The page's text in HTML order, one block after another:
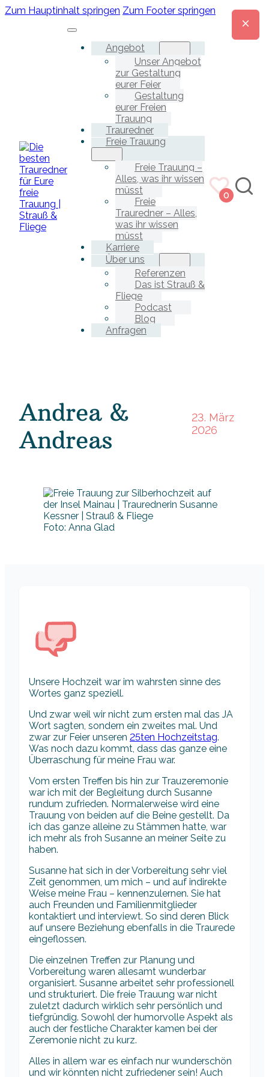
Zum Hauptinhalt springen Zum Footer springen
Angebot
Unser Angebot
zur Gestaltung
eurer Feier
Gestaltung
eurer Freien
Trauung
Trauredner
Freie Trauung
Freie Trauung –
Alles, was ihr wissen
müsst
Freie
Trauredner – Alles,
was ihr wissen
müsst
Karriere
Über uns
Referenzen
Das ist Strauß &
Fliege
Podcast
Blog
Anfragen
0
Andrea &
Andreas
23. März
2026
Foto: Anna Glad
Unsere Hochzeit war im wahrsten sinne des
Wortes ganz speziell.
Und zwar weil wir nicht zum ersten mal das JA
Wort sagten, sondern ein zweites mal. Und
zwar zur Feier unseren 25ten Hochzeitstag.
Was noch dazu kommt, dass das ganze eine
Überraschung für meine Frau war.
Vom ersten Treffen bis hin zur Trauzeremonie
war ich mit der Begleitung durch Susanne
rundum zufrieden. Normalerweise wird eine
Trauung von beiden auf die Beine gestellt. Da
ich das ganze alleine zu Stämmen hatte, war
ich mehr als froh Susanne an meiner Seite zu
haben.
Susanne hat sich in der Vorbereitung sehr viel
Zeit genommen, um mich – und auf indirekte
Weise meine Frau – kennenzulernen. Sie hat
auch Freunden und Familienmitglieder
kontaktiert und interviewt. So sind deren Blick
auf unsere Beziehung ebenfalls in die Traurede
eingeflossen.
Die einzelnen Treffen zur Planung und
Vorbereitung waren allesamt wunderbar
organisiert. Susanne arbeitet sehr professionell
und strukturiert. Die freie Trauung war nicht
zuletzt dadurch wirklich sehr persönlich und
tiefgründig. Sowohl der humorvolle Aspekt als
auch der festliche Charakter kamen bei der
Zeremonie nicht zu kurz.
Alles in allem war es einfach nur wunderschön
und wir könnten nicht zufriedener sein! Auch